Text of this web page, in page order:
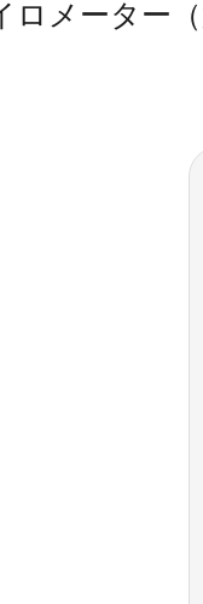
ロメーター（